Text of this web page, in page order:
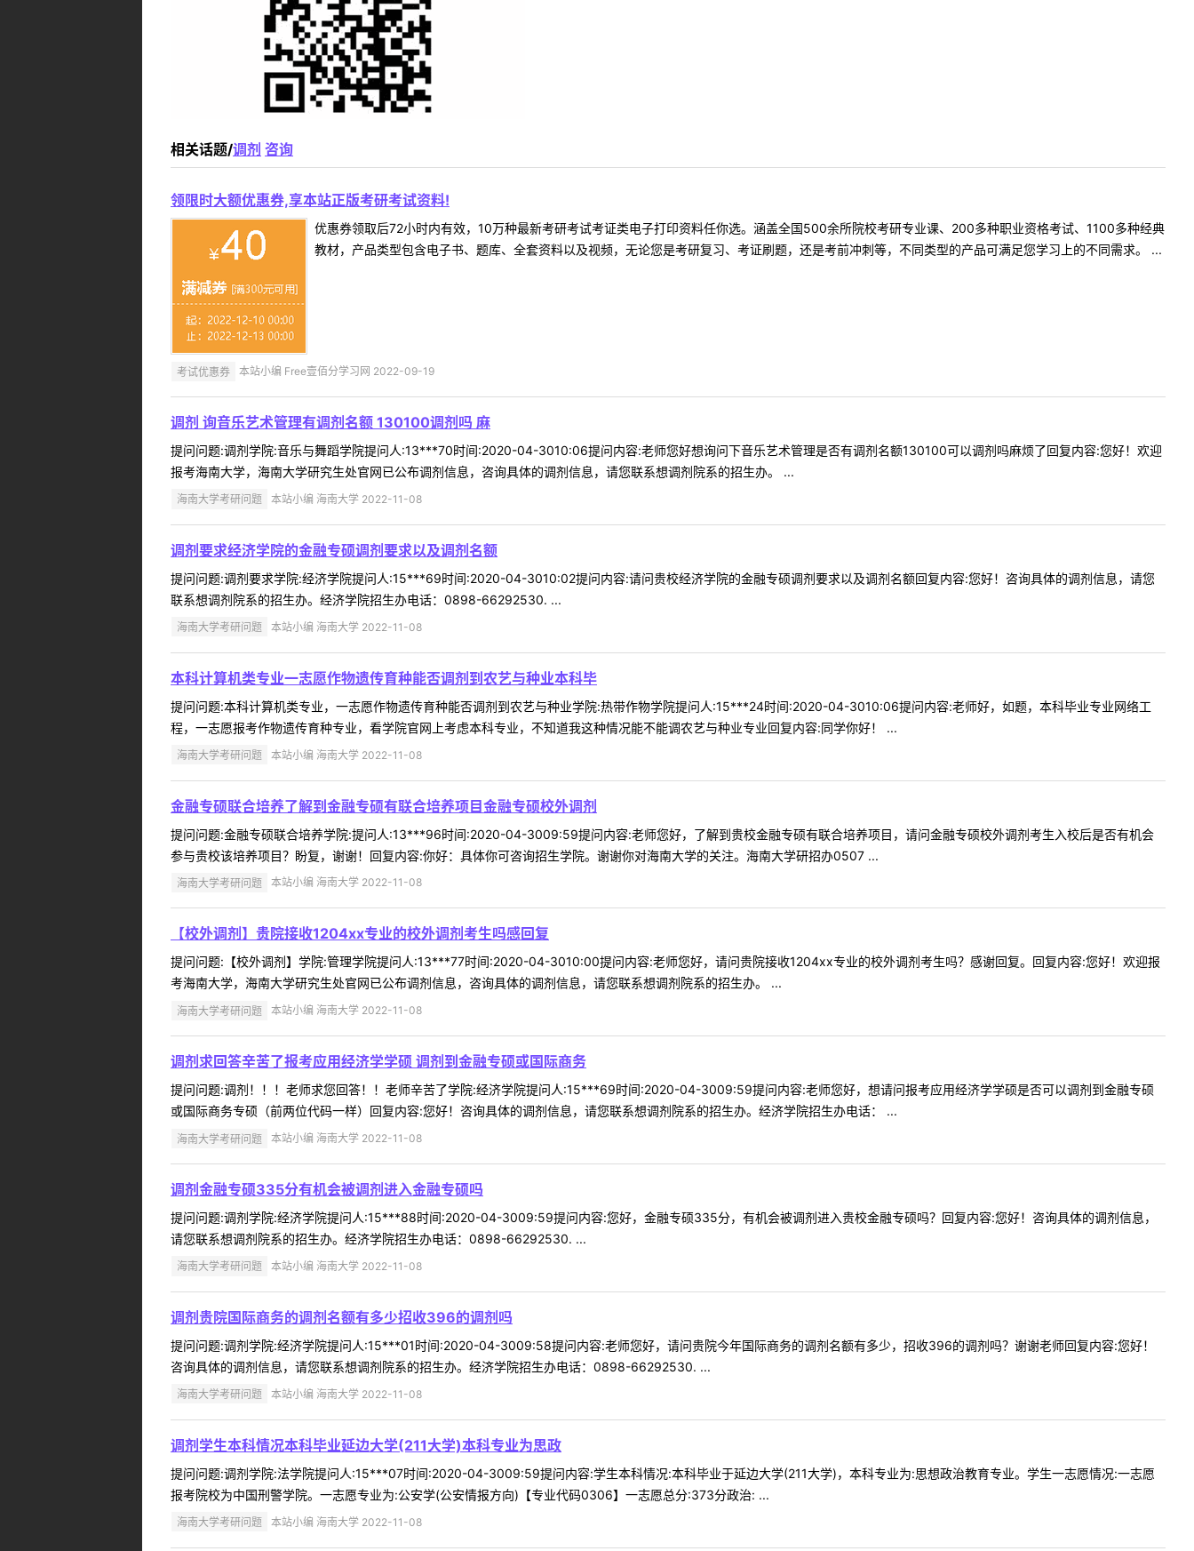
相关话题/调剂 咨询
领限时大额优惠券,享本站正版考研考试资料!
优惠券领取后72小时内有效，10万种最新考研考试考证类电子打印资料任你选。涵盖全国500余所院校考研专业课、200多种职业资格考试、1100多种经典
教材，产品类型包含电子书、题库、全套资料以及视频，无论您是考研复习、考证刷题，还是考前冲刺等，不同类型的产品可满足您学习上的不同需求。 ...
考试优惠券 本站小编 Free壹佰分学习网 2022-09-19
调剂 询音乐艺术管理有调剂名额 130100调剂吗 麻
提问问题:调剂学院:音乐与舞蹈学院提问人:13***70时间:2020-04-3010:06提问内容:老师您好想询问下音乐艺术管理是否有调剂名额130100可以调剂吗麻烦了回复内容:您好！欢迎
报考海南大学，海南大学研究生处官网已公布调剂信息，咨询具体的调剂信息，请您联系想调剂院系的招生办。 ...
海南大学考研问题 本站小编 海南大学 2022-11-08
调剂要求经济学院的金融专硕调剂要求以及调剂名额
提问问题:调剂要求学院:经济学院提问人:15***69时间:2020-04-3010:02提问内容:请问贵校经济学院的金融专硕调剂要求以及调剂名额回复内容:您好！咨询具体的调剂信息，请您
联系想调剂院系的招生办。经济学院招生办电话：0898-66292530. ...
海南大学考研问题 本站小编 海南大学 2022-11-08
本科计算机类专业一志愿作物遗传育种能否调剂到农艺与种业本科毕
提问问题:本科计算机类专业，一志愿作物遗传育种能否调剂到农艺与种业学院:热带作物学院提问人:15***24时间:2020-04-3010:06提问内容:老师好，如题，本科毕业专业网络工
程，一志愿报考作物遗传育种专业，看学院官网上考虑本科专业，不知道我这种情况能不能调农艺与种业专业回复内容:同学你好！ ...
海南大学考研问题 本站小编 海南大学 2022-11-08
金融专硕联合培养了解到金融专硕有联合培养项目金融专硕校外调剂
提问问题:金融专硕联合培养学院:提问人:13***96时间:2020-04-3009:59提问内容:老师您好，了解到贵校金融专硕有联合培养项目，请问金融专硕校外调剂考生入校后是否有机会
参与贵校该培养项目？盼复，谢谢！回复内容:你好：具体你可咨询招生学院。谢谢你对海南大学的关注。海南大学研招办0507 ...
海南大学考研问题 本站小编 海南大学 2022-11-08
【校外调剂】贵院接收1204xx专业的校外调剂考生吗感回复
提问问题:【校外调剂】学院:管理学院提问人:13***77时间:2020-04-3010:00提问内容:老师您好，请问贵院接收1204xx专业的校外调剂考生吗？感谢回复。回复内容:您好！欢迎报
考海南大学，海南大学研究生处官网已公布调剂信息，咨询具体的调剂信息，请您联系想调剂院系的招生办。 ...
海南大学考研问题 本站小编 海南大学 2022-11-08
调剂求回答辛苦了报考应用经济学学硕 调剂到金融专硕或国际商务
提问问题:调剂！！！老师求您回答！！老师辛苦了学院:经济学院提问人:15***69时间:2020-04-3009:59提问内容:老师您好，想请问报考应用经济学学硕是否可以调剂到金融专硕
或国际商务专硕（前两位代码一样）回复内容:您好！咨询具体的调剂信息，请您联系想调剂院系的招生办。经济学院招生办电话： ...
海南大学考研问题 本站小编 海南大学 2022-11-08
调剂金融专硕335分有机会被调剂进入金融专硕吗
提问问题:调剂学院:经济学院提问人:15***88时间:2020-04-3009:59提问内容:您好，金融专硕335分，有机会被调剂进入贵校金融专硕吗？回复内容:您好！咨询具体的调剂信息，
请您联系想调剂院系的招生办。经济学院招生办电话：0898-66292530. ...
海南大学考研问题 本站小编 海南大学 2022-11-08
调剂贵院国际商务的调剂名额有多少招收396的调剂吗
提问问题:调剂学院:经济学院提问人:15***01时间:2020-04-3009:58提问内容:老师您好，请问贵院今年国际商务的调剂名额有多少，招收396的调剂吗？谢谢老师回复内容:您好！
咨询具体的调剂信息，请您联系想调剂院系的招生办。经济学院招生办电话：0898-66292530. ...
海南大学考研问题 本站小编 海南大学 2022-11-08
调剂学生本科情况本科毕业延边大学(211大学)本科专业为思政
提问问题:调剂学院:法学院提问人:15***07时间:2020-04-3009:59提问内容:学生本科情况:本科毕业于延边大学(211大学)，本科专业为:思想政治教育专业。学生一志愿情况:一志愿
报考院校为中国刑警学院。一志愿专业为:公安学(公安情报方向)【专业代码0306】一志愿总分:373分政治: ...
海南大学考研问题 本站小编 海南大学 2022-11-08